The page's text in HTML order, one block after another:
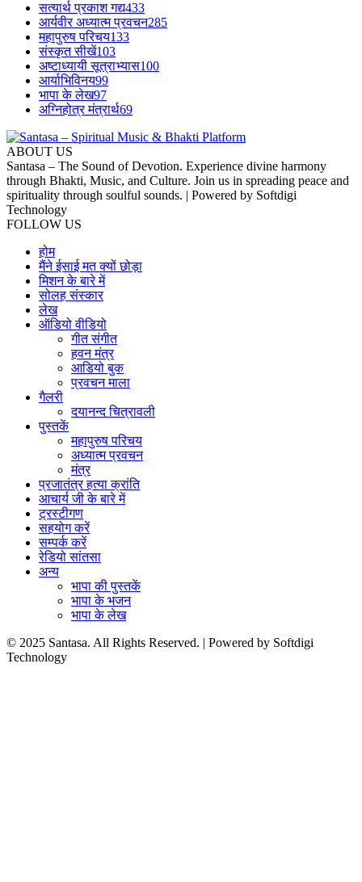
सत्यार्थ प्रकाश गद्य433
आर्यवीर अध्यात्म प्रवचन285
महापुरुष परिचय133
संस्कृत सीखें103
अष्टाध्यायी सूत्राभ्यास100
आर्याभिविनय99
भापा के लेख97
अग्निहोत्र मंत्रार्थ69
ABOUT US
Santasa – The Sound of Devotion. Experience divine harmony
through Bhakti, Music, and Culture. Join us in spreading peace and
spirituality through soulful sounds. | Powered by Softdigi
Technology
FOLLOW US
होम
मैंने ईसाई मत क्यों छोड़ा
मिशन के बारे में
सोलह संस्कार
लेख
ऑडियो वीडियो
गीत संगीत
हवन मंत्र
आडियो बुक
प्रवचन माला
गैलरी
दयानन्द चित्रावली
पुस्तकें
महापुरुष परिचय
अध्यात्म प्रवचन
मंत्र
प्रजातंत्र हत्या क्रांति
आचार्य जी के बारे में
ट्रस्टीगण
सहयोग करें
सम्पर्क करें
रेडियो सांतसा
अन्य
भापा की पुस्तकें
भापा के भजन
भापा के लेख
© 2025 Santasa. All Rights Reserved. | Powered by Softdigi
Technology